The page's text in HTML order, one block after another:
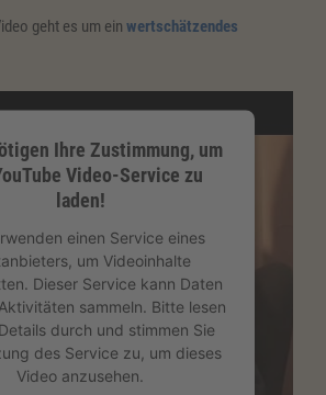
geht es um ein wertschätzendes
Ihre Zustimmung, um
Video-Service zu
laden!
einen Service eines
um Videoinhalte
Dieser Service kann Daten
sammeln. Bitte lesen
durch und stimmen Sie
des Service zu, um dieses
Video anzusehen.